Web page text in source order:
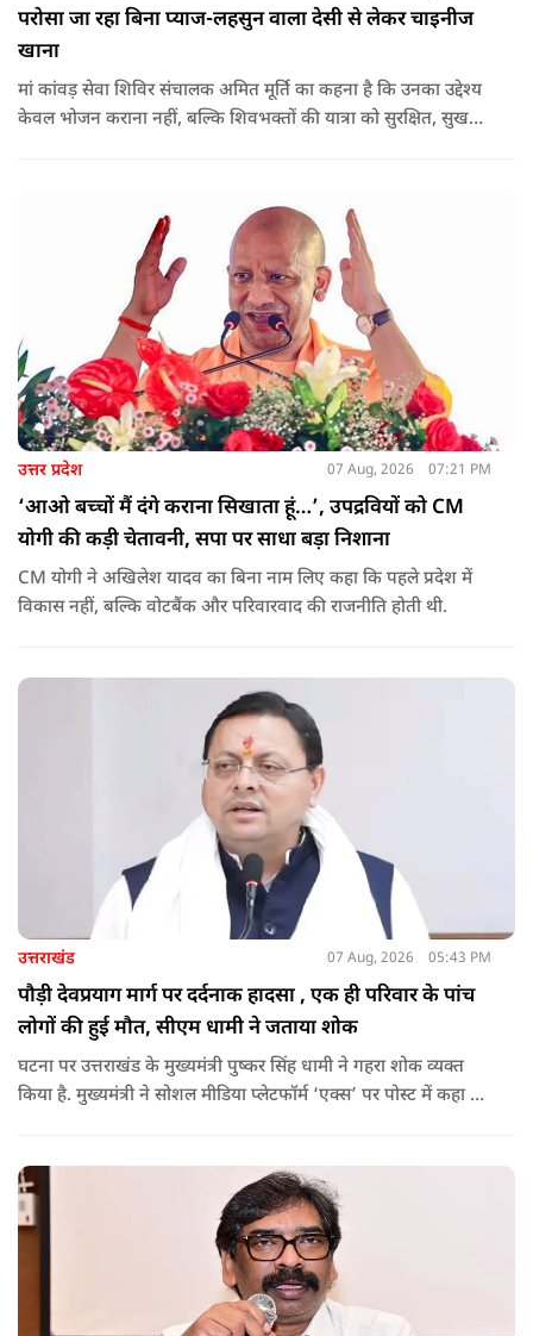
परोसा जा रहा बिना प्याज-लहसुन वाला देसी से लेकर चाइनीज
खाना
मां कांवड़ सेवा शिविर संचालक अमित मूर्ति का कहना है कि उनका उद्देश्य
केवल भोजन कराना नहीं, बल्कि शिवभक्तों की यात्रा को सुरक्षित, सुखद
उत्तर प्रदेश 07 Aug, 2026 07:21 PM
‘आओ बच्चों मैं दंगे कराना सिखाता हूं…’, उपद्रवियों को CM
योगी की कड़ी चेतावनी, सपा पर साधा बड़ा निशाना
CM योगी ने अखिलेश यादव का बिना नाम लिए कहा कि पहले प्रदेश में
विकास नहीं, बल्कि वोटबैंक और परिवारवाद की राजनीति होती थी.
उत्तराखंड 07 Aug, 2026 05:43 PM
पौड़ी देवप्रयाग मार्ग पर दर्दनाक हादसा , एक ही परिवार के पांच
लोगों की हुई मौत, सीएम धामी ने जताया शोक
घटना पर उत्तराखंड के मुख्यमंत्री पुष्कर सिंह धामी ने गहरा शोक व्यक्त
किया है. मुख्यमंत्री ने सोशल मीडिया प्लेटफॉर्म ‘एक्स’ पर पोस्ट में कहा कि
उपचार तथा गंभीर रूप से घायलों को आवश्यकता पड़ने पर एयरलिफ्ट कर
उच्च चिकित्सा केंद्रों में रेफर करने के निर्देश दिए हैं.